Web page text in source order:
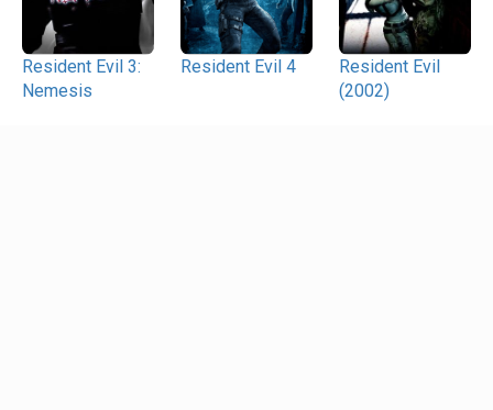
Resident Evil 3:
Nemesis
Resident Evil 4
Resident Evil
(2002)